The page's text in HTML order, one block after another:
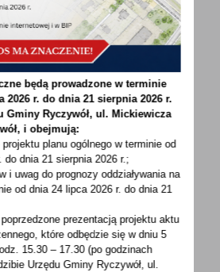
się być najlepsi, a Twoje zdanie
nam w tym pomoże!
KOMENTARZ
ŻYCIE
będą prowadzone w terminie
2026 r. do dnia 21 sierpnia 2026 r.
Gminy Ryczywół, ul. Mickiewicza
i obejmują:
projektu planu ogólnego w terminie od
do dnia 21 sierpnia 2026 r.;
i uwag do prognozy oddziaływania na
od dnia 24 lipca 2026 r. do dnia 21
prezentacją projektu aktu
które odbędzie się w dniu 5
15.30 – 17.30 (po godzinach
Urzędu Gminy Ryczywół, ul.